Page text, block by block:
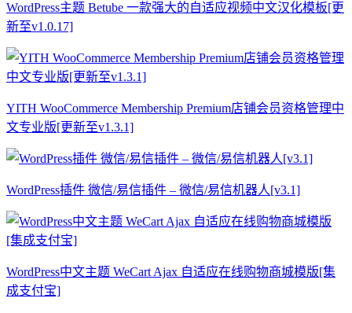
WordPress主题 Betube 一款强大的自适应视频中文汉化模板[更
新至v1.0.17]
YITH WooCommerce Membership Premium店铺会员资格管理中
文专业版[更新至v1.3.1]
WordPress插件 微信/易信插件 – 微信/易信机器人[v3.1]
WordPress中文主题 WeCart Ajax 自适应在线购物商城模版[集
成支付宝]